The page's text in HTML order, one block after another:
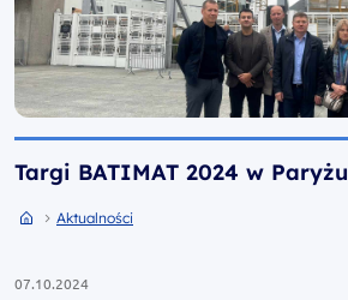
Targi BATIMAT 2024 w Paryżu
Przejdź do strony głównej portalu
AktualnościPrzejdź do Aktualności
07.10.2024